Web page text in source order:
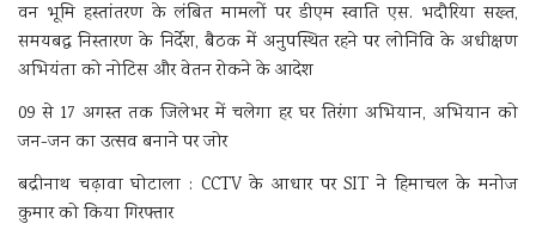
वन भूमि हस्तांतरण के लंबित मामलों पर डीएम स्वाति एस. भदौरिया सख्त,
समयबद्ध निस्तारण के निर्देश, बैठक में अनुपस्थित रहने पर लोनिवि के अधीक्षण
अभियंता को नोटिस और वेतन रोकने के आदेश
09 से 17 अगस्त तक जिलेभर में चलेगा हर घर तिरंगा अभियान, अभियान को
जन-जन का उत्सव बनाने पर जोर
बद्रीनाथ चढ़ावा घोटाला : CCTV के आधार पर SIT ने हिमाचल के मनोज
कुमार को किया गिरफ्तार